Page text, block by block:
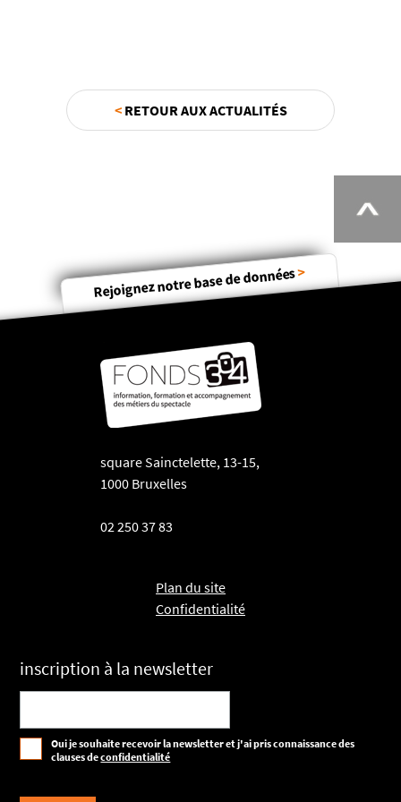
<RETOUR AUX ACTUALITÉS
Rejoignez notre base de données>
square Sainctelette, 13-15,
1000 Bruxelles
02 250 37 83
Plan du site
Confidentialité
inscription à la newsletter
Oui je souhaite recevoir la newsletter et j'ai pris connaissance des
clauses deconfidentialité